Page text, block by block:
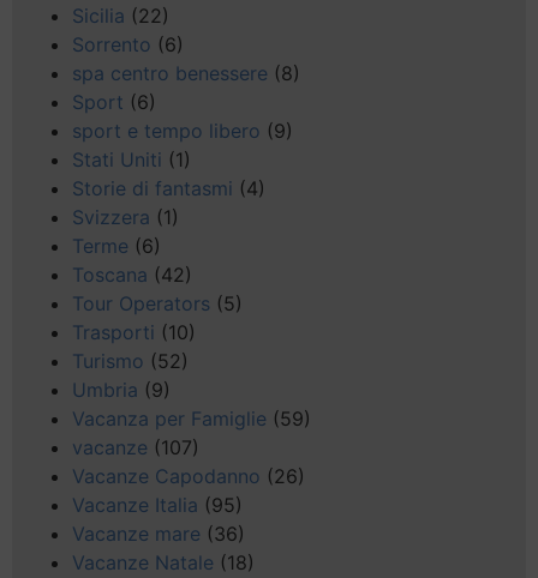
Sicilia (22)
Sorrento (6)
spa centro benessere (8)
Sport (6)
sport e tempo libero (9)
Stati Uniti (1)
Storie di fantasmi (4)
Svizzera (1)
Terme (6)
Toscana (42)
Tour Operators (5)
Trasporti (10)
Turismo (52)
Umbria (9)
Vacanza per Famiglie (59)
vacanze (107)
Vacanze Capodanno (26)
Vacanze Italia (95)
Vacanze mare (36)
Vacanze Natale (18)